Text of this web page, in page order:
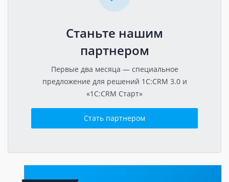
Станьте нашим
партнером
Первые два месяца — специальное
предложение для решений 1C:CRM 3.0 и
«1C:CRM Старт»
Стать партнером